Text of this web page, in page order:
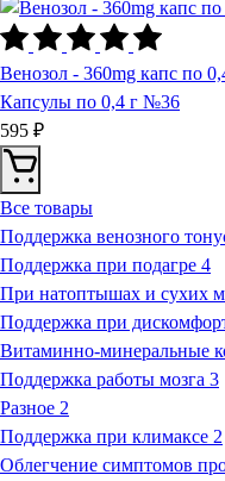
Венозол - 360mg капс по
Капсулы по 0,4 г №36
595 ₽
Все товары
Поддержка венозного
Поддержка при подагре 4
При натоптышах и сухих
Поддержка при
Витаминно-минеральные
Поддержка работы мозга 3
Разное 2
Поддержка при климаксе 2
Облегчение симптомов